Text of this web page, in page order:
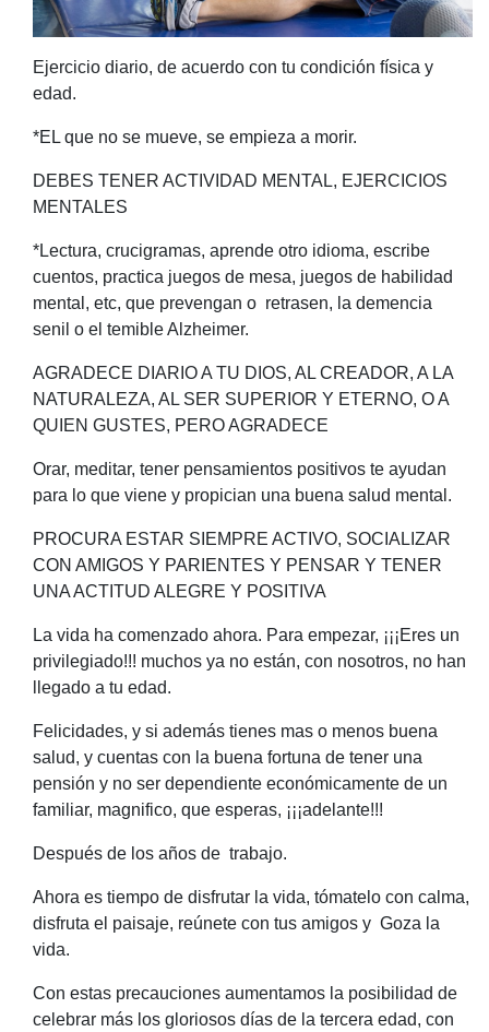
Ejercicio diario, de acuerdo con tu condición física y
edad.
*EL que no se mueve, se empieza a morir.
DEBES TENER ACTIVIDAD MENTAL, EJERCICIOS
MENTALES
*Lectura, crucigramas, aprende otro idioma, escribe
cuentos, practica juegos de mesa, juegos de habilidad
mental, etc, que prevengan o retrasen, la demencia
senil o el temible Alzheimer.
AGRADECE DIARIO A TU DIOS, AL CREADOR, A LA
NATURALEZA, AL SER SUPERIOR Y ETERNO, O A
QUIEN GUSTES, PERO AGRADECE
Orar, meditar, tener pensamientos positivos te ayudan
para lo que viene y propician una buena salud mental.
PROCURA ESTAR SIEMPRE ACTIVO, SOCIALIZAR
CON AMIGOS Y PARIENTES Y PENSAR Y TENER
UNA ACTITUD ALEGRE Y POSITIVA
La vida ha comenzado ahora. Para empezar, ¡¡¡Eres un
privilegiado!!! muchos ya no están, con nosotros, no han
llegado a tu edad.
Felicidades, y si además tienes mas o menos buena
salud, y cuentas con la buena fortuna de tener una
pensión y no ser dependiente económicamente de un
familiar, magnifico, que esperas, ¡¡¡adelante!!!
Después de los años de trabajo.
Ahora es tiempo de disfrutar la vida, tómatelo con calma,
disfruta el paisaje, reúnete con tus amigos y Goza la
vida.
Con estas precauciones aumentamos la posibilidad de
celebrar más los gloriosos días de la tercera edad, con